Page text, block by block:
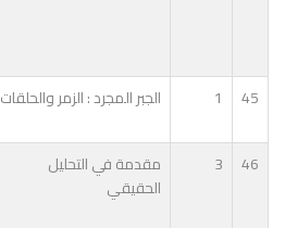
45
1 الجبر المجرد : الزمر والحلقات
46
3
مقدمة في التحليل
الحقيقي